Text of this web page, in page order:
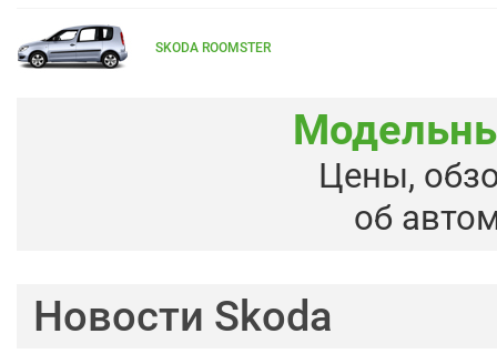
SKODA ROOMSTER
Цены,
об
Новости Skoda